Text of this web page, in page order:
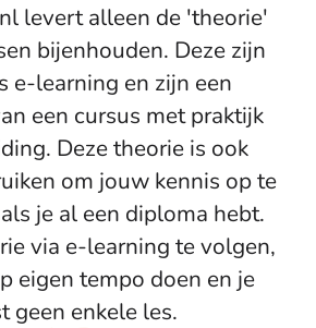
levert alleen de 'theorie'
bijenhouden. Deze zijn
e-learning en zijn een
een cursus met praktijk
Deze theorie is ook
om jouw kennis op te
je al een diploma hebt.
via e-learning te volgen,
eigen tempo doen en je
geen enkele les.